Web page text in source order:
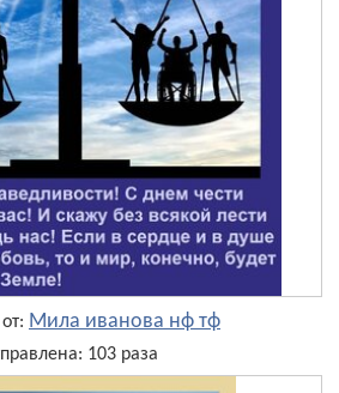
Мила иванова нф тф
103 раза